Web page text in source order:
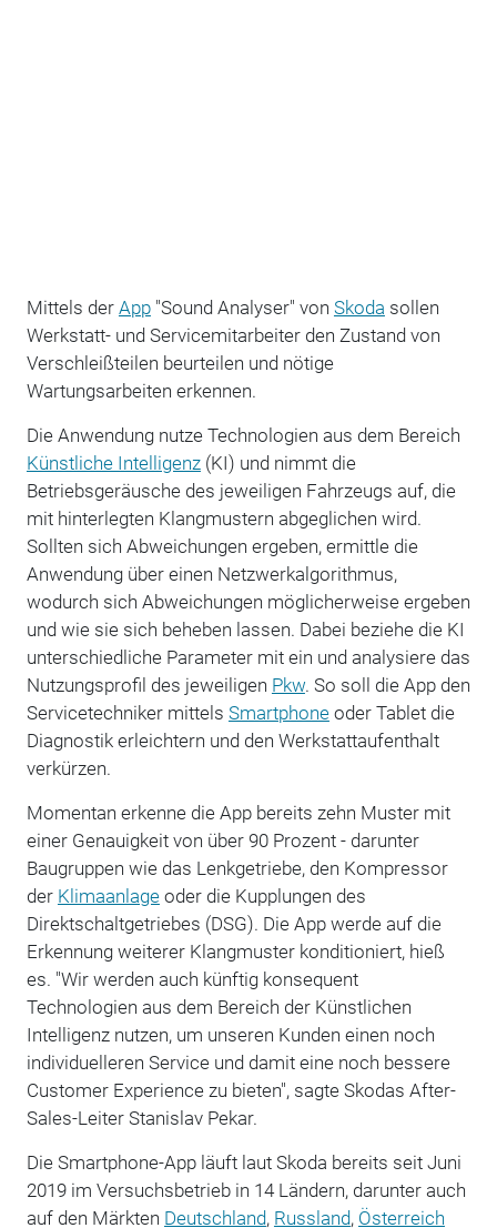
Mittels der App"Sound Analyser" von Skoda sollen
Werkstatt- und Servicemitarbeiter den Zustand von
Verschleißteilen beurteilen und nötige
Wartungsarbeiten erkennen.
Die Anwendung nutze Technologien aus dem Bereich
Künstliche Intelligenz(KI) und nimmt die
Betriebsgeräusche des jeweiligen Fahrzeugs auf, die
mit hinterlegten Klangmustern abgeglichen wird.
Sollten sich Abweichungen ergeben, ermittle die
Anwendung über einen Netzwerkalgorithmus,
wodurch sich Abweichungen möglicherweise ergeben
und wie sie sich beheben lassen. Dabei beziehe die KI
unterschiedliche Parameter mit ein und analysiere das
Nutzungsprofil des jeweiligen Pkw. So soll die App den
Servicetechniker mittels Smartphoneoder Tablet die
Diagnostik erleichtern und den Werkstattaufenthalt
verkürzen.
Momentan erkenne die App bereits zehn Muster mit
einer Genauigkeit von über 90 Prozent - darunter
Baugruppen wie das Lenkgetriebe, den Kompressor
der Klimaanlageoder die Kupplungen des
Direktschaltgetriebes (DSG). Die App werde auf die
Erkennung weiterer Klangmuster konditioniert, hieß
es. "Wir werden auch künftig konsequent
Technologien aus dem Bereich der Künstlichen
Intelligenz nutzen, um unseren Kunden einen noch
individuelleren Service und damit eine noch bessere
Customer Experience zu bieten", sagte Skodas After-
Sales-Leiter Stanislav Pekar.
Die Smartphone-App läuft laut Skoda bereits seit Juni
2019 im Versuchsbetrieb in 14 Ländern, darunter auch
auf den Märkten Deutschland, Russland, Österreich